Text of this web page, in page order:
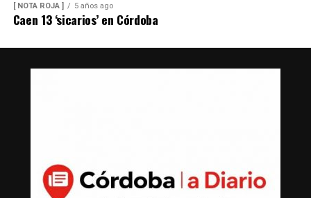
[ NOTA ROJA ] 5 años ago
Caen 13 ‘sicarios’ en Córdoba